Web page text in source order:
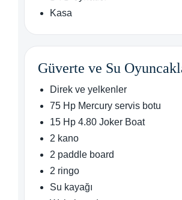
Kasa
Güverte ve Su
Direk ve yelkenler
75 Hp Mercury servis botu
15 Hp 4.80 Joker Boat
2 kano
2 paddle board
2 ringo
Su kayağı